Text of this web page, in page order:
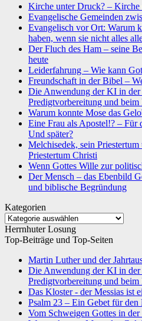
Kirche unter Druck? –
Evangelische Gemeinden
Evangelisch vor Ort: Warum
haben, wenn sie nicht alles
Der Fluch des Ham – seine
heute
Leiderfahrung – Wie kann
Freundschaft in der Bibel –
Die Anwendung der KI in der
Predigtvorbereitung und beim
Warum konnte Mose das
Eine Frau als Apostel!? –
Und später?
Melchisedek, sein
Priestertum Christi
Wenn Gottes Wille zur
Der Mensch – das Ebenbild
und biblische Begründung
Kategorien
Kategorien
Herrnhuter Losung
Top-Beiträge und Top-Seiten
Martin Luther und der
Die Anwendung der KI in der
Predigtvorbereitung und beim
Das Kloster - der Messias ist
Psalm 23 – Ein Gebet für den
Vom Schweigen Gottes in